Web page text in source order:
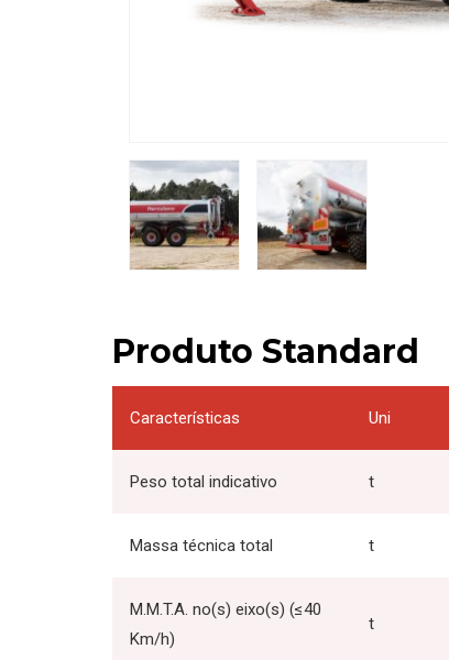
Produto Standard
Características Uni
Peso total indicativo t
Massa técnica total t
M.M.T.A. no(s) eixo(s) (≤40
Km/h)
t